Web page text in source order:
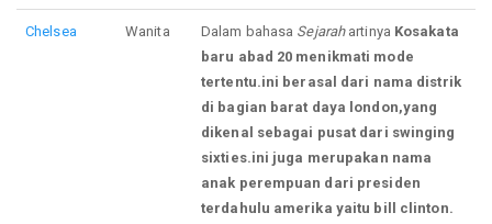
Chelsea Wanita Dalam bahasa Sejarahartinya Kosakata
baru abad 20 menikmati mode
tertentu.ini berasal dari nama distrik
di bagian barat daya london,yang
dikenal sebagai pusat dari swinging
sixties.ini juga merupakan nama
anak perempuan dari presiden
terdahulu amerika yaitu bill clinton.